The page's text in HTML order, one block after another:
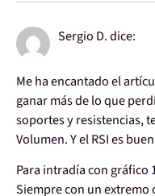
Sergio D.dice:
Me ha encantado el
ganar más de lo que
soportes y resistencias,
Volumen. Y el RSI es
Para intradía con gráfico
Siempre con un extremo